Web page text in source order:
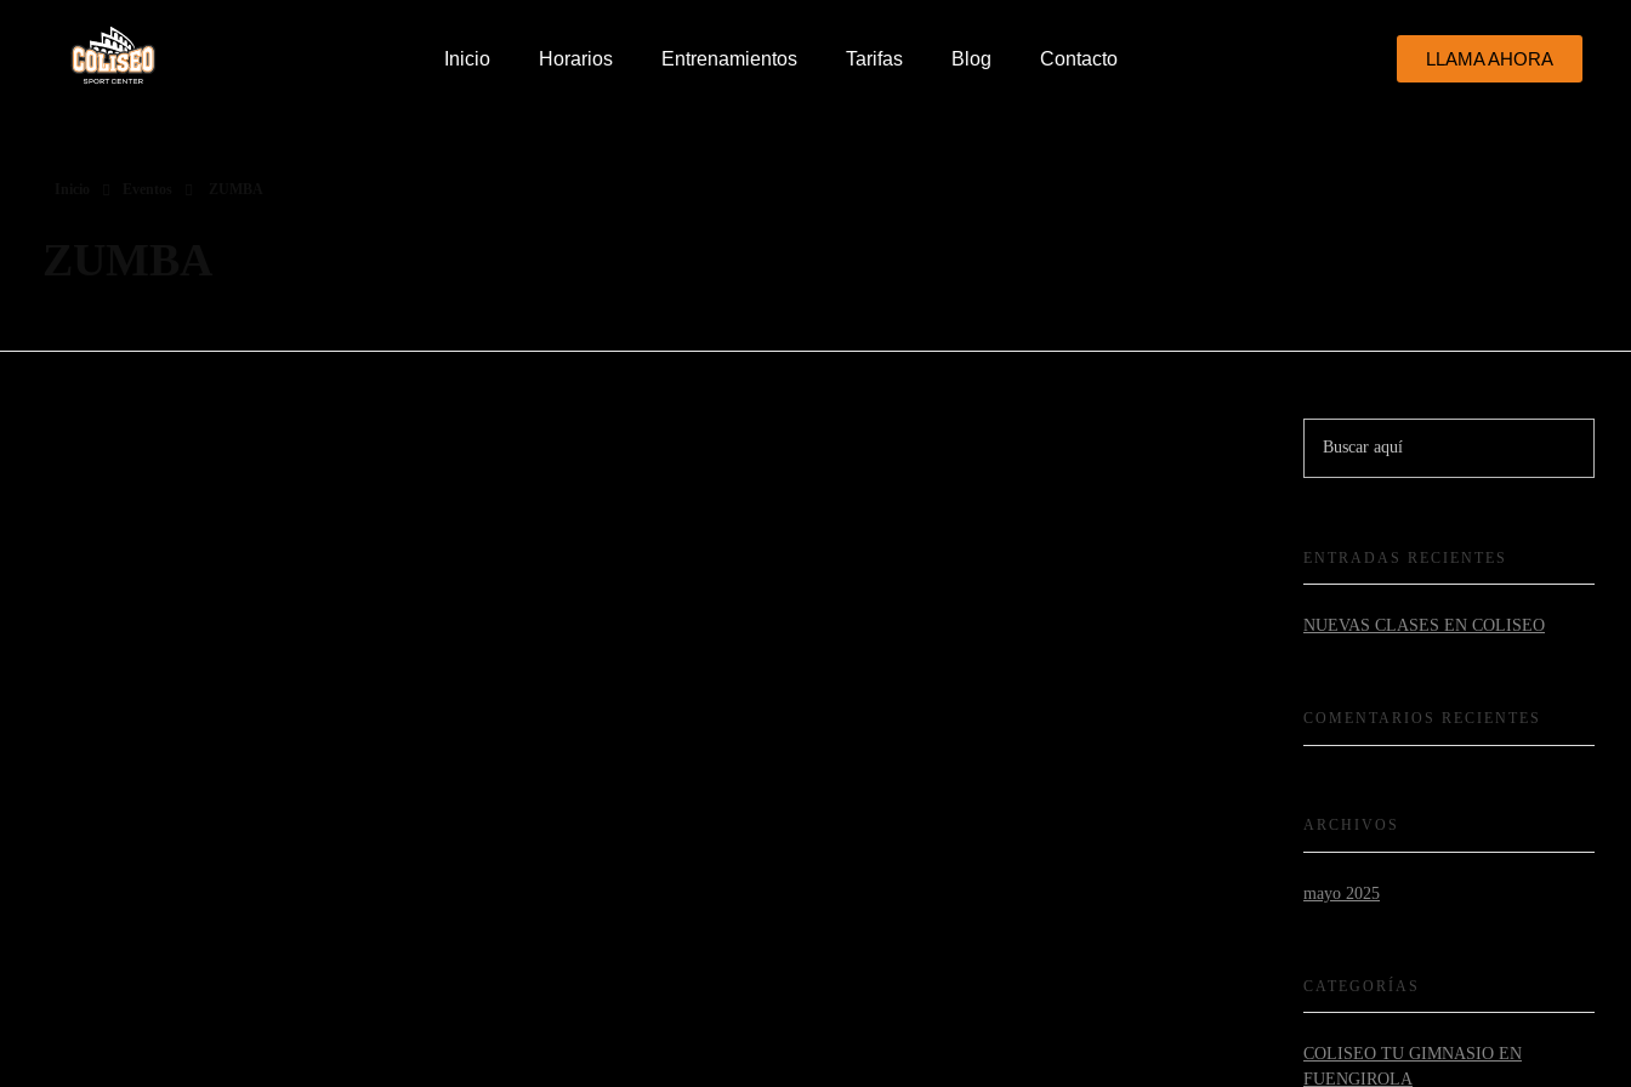
Inicio Horarios Entrenamientos Tarifas Blog Contacto LLAMA AHORA
ENTRADAS RECIENTES
NUEVAS CLASES EN COLISEO
COMENTARIOS RECIENTES
ARCHIVOS
mayo 2025
CATEGORÍAS
COLISEO TU GIMNASIO EN
FUENGIROLA